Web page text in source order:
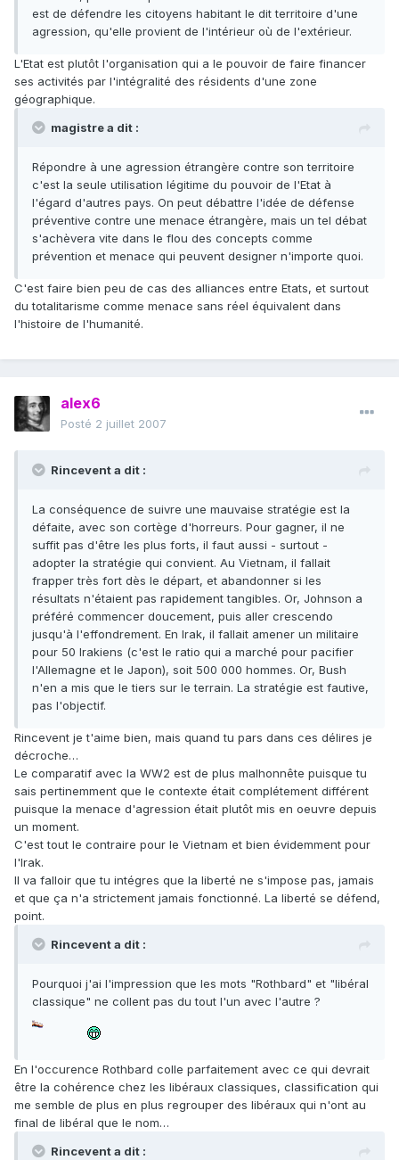
est de défendre les citoyens habitant le dit territoire d'une
agression, qu'elle provient de l'intérieur où de l'extérieur.
L'Etat est plutôt l'organisation qui a le pouvoir de faire financer
ses activités par l'intégralité des résidents d'une zone
géographique.
magistre a dit :
Répondre à une agression étrangère contre son territoire
c'est la seule utilisation légitime du pouvoir de l'Etat à
l'égard d'autres pays. On peut débattre l'idée de défense
préventive contre une menace étrangère, mais un tel débat
s'achèvera vite dans le flou des concepts comme
prévention et menace qui peuvent designer n'importe quoi.
C'est faire bien peu de cas des alliances entre Etats, et surtout
du totalitarisme comme menace sans réel équivalent dans
l'histoire de l'humanité.
alex6
Posté 2 juillet 2007
Rincevent a dit :
La conséquence de suivre une mauvaise stratégie est la
défaite, avec son cortège d'horreurs. Pour gagner, il ne
suffit pas d'être les plus forts, il faut aussi - surtout -
adopter la stratégie qui convient. Au Vietnam, il fallait
frapper très fort dès le départ, et abandonner si les
résultats n'étaient pas rapidement tangibles. Or, Johnson a
préféré commencer doucement, puis aller crescendo
jusqu'à l'effondrement. En Irak, il fallait amener un militaire
pour 50 Irakiens (c'est le ratio qui a marché pour pacifier
l'Allemagne et le Japon), soit 500 000 hommes. Or, Bush
n'en a mis que le tiers sur le terrain. La stratégie est fautive,
pas l'objectif.
Rincevent je t'aime bien, mais quand tu pars dans ces délires je
décroche…
Le comparatif avec la WW2 est de plus malhonnête puisque tu
sais pertinemment que le contexte était complétement différent
puisque la menace d'agression était plutôt mis en oeuvre depuis
un moment.
C'est tout le contraire pour le Vietnam et bien évidemment pour
l'Irak.
Il va falloir que tu intégres que la liberté ne s'impose pas, jamais
et que ça n'a strictement jamais fonctionné. La liberté se défend,
point.
Rincevent a dit :
Pourquoi j'ai l'impression que les mots "Rothbard" et "libéral
classique" ne collent pas du tout l'un avec l'autre ?
En l'occurence Rothbard colle parfaitement avec ce qui devrait
être la cohérence chez les libéraux classiques, classification qui
me semble de plus en plus regrouper des libéraux qui n'ont au
final de libéral que le nom…
Rincevent a dit :